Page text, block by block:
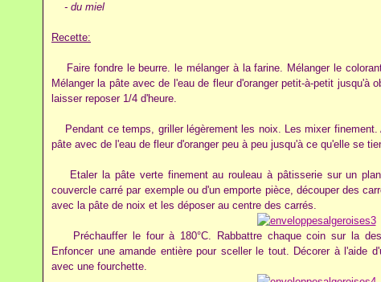
- du miel
Recette:
Faire fondre le beurre. le mélanger à la farine. Mélanger le
Mélanger la pâte avec de l'eau de fleur d'oranger petit-à-petit jusqu'à
laisser reposer 1/4 d'heure.
Pendant ce temps, griller légèrement les noix. Les mixer
pâte avec de l'eau de fleur d'oranger peu à peu jusqu'à ce qu'elle se
Etaler la pâte verte finement au rouleau à pâtisserie sur un
couvercle carré par exemple ou d'un emporte pièce, découper des
avec la pâte de noix et les déposer au centre des carrés.
Préchauffer le four à 180°C. Rabbattre chaque coin sur la
Enfoncer une amande entière pour sceller le tout. Décorer à l'aide
avec une fourchette.